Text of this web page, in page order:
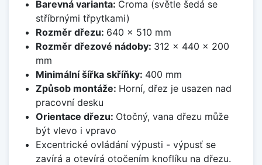
Barevná varianta: Croma (světle šedá se
stříbrnými třpytkami)
Rozměr dřezu: 640 x 510 mm
Rozměr dřezové nádoby: 312 x 440 x 200
mm
Minimální šířka skříňky: 400 mm
Způsob montáže: Horní, dřez je usazen nad
pracovní desku
Orientace dřezu: Otočný, vana dřezu může
být vlevo i vpravo
Excentrické ovládání výpusti - výpusť se
zavírá a otevírá otočením knoflíku na dřezu.